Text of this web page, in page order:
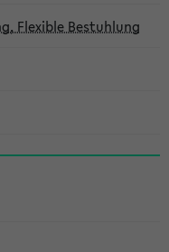
Flexible Bestuhlung